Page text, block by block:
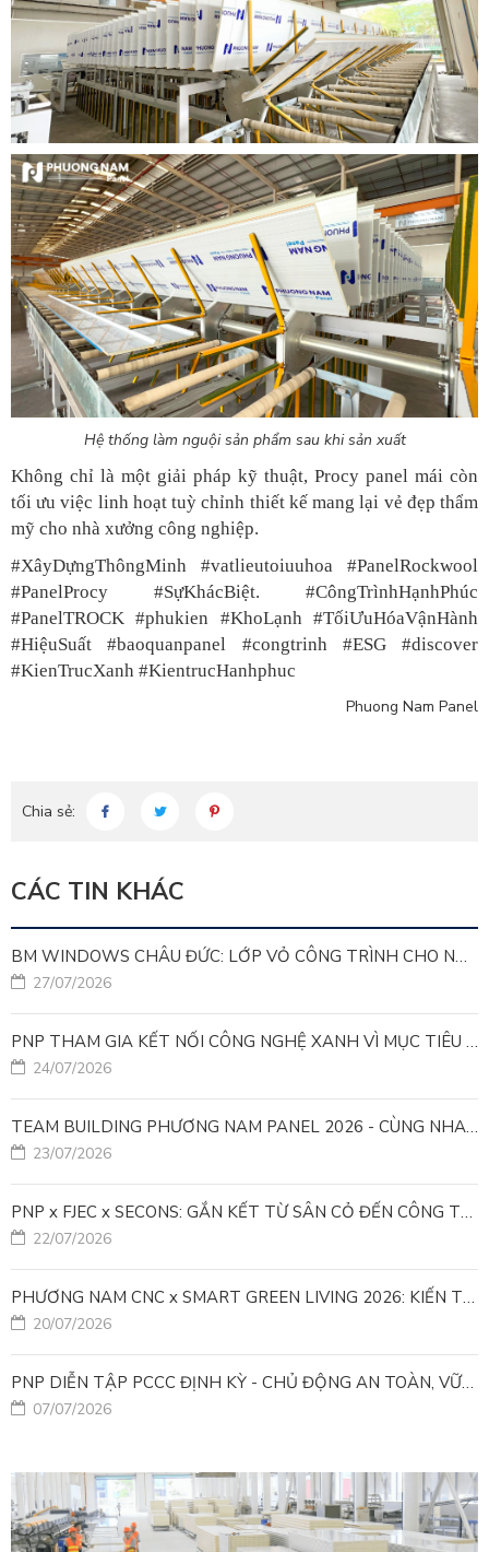
Hệ thống làm nguội sản phẩm sau khi sản xuất
Không chỉ là một giải pháp kỹ thuật, Procy panel mái còn
tối ưu việc linh hoạt tuỳ chỉnh thiết kế mang lại vẻ đẹp thẩm
mỹ cho nhà xưởng công nghiệp.
#XâyDựngThôngMinh #vatlieutoiuuhoa #PanelRockwool
#PanelProcy #SựKhácBiệt. #CôngTrìnhHạnhPhúc
#PanelTROCK #phukien #KhoLạnh #TốiƯuHóaVậnHành
#HiệuSuất #baoquanpanel #congtrinh #ESG #discover
#KienTrucXanh #KientrucHanhphuc
Phuong Nam Panel
Chia sẻ:
CÁC TIN KHÁC
BM WINDOWS CHÂU ĐỨC: LỚP VỎ CÔNG TRÌNH CHO NHÀ MÁY LEED GOLD
27/07/2026
PNP THAM GIA KẾT NỐI CÔNG NGHỆ XANH VÌ MỤC TIÊU PHÁT TRIỂN BỀN VỮNG
24/07/2026
TEAM BUILDING PHƯƠNG NAM PANEL 2026 - CÙNG NHAU ĐI XA, CÙNG NHAU LỚN MẠNH
23/07/2026
PNP x FJEC x SECONS: GẮN KẾT TỪ SÂN CỎ ĐẾN CÔNG TRÌNH
22/07/2026
PHƯƠNG NAM CNC x SMART GREEN LIVING 2026: KIẾN TẠO ĐÔ THỊ XANH TỪ NHỮNG GIẢI PHÁP FACADE
20/07/2026
PNP DIỄN TẬP PCCC ĐỊNH KỲ - CHỦ ĐỘNG AN TOÀN, VỮNG VÀNG VẬN HÀNH
07/07/2026